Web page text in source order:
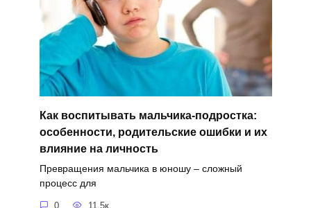
Как воспитывать мальчика-подростка:
особенности, родительские ошибки и их
влияние на личность
Превращения мальчика в юношу – сложный
процесс для
0 11.5к.